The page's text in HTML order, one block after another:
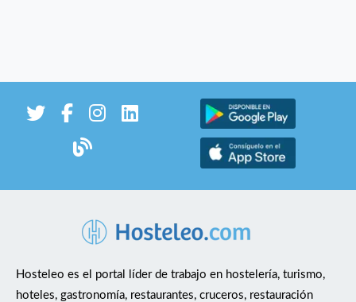
Hosteleo es el portal líder de trabajo en hostelería, turismo,
hoteles, gastronomía, restaurantes, cruceros, restauración